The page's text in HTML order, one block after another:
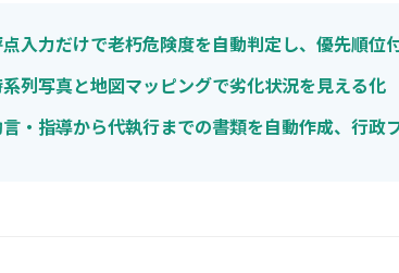
入力だけで老朽危険度を自動判定し、優先順位
列写真と地図マッピングで劣化状況を見える化
・指導から代執行までの書類を自動作成、行政